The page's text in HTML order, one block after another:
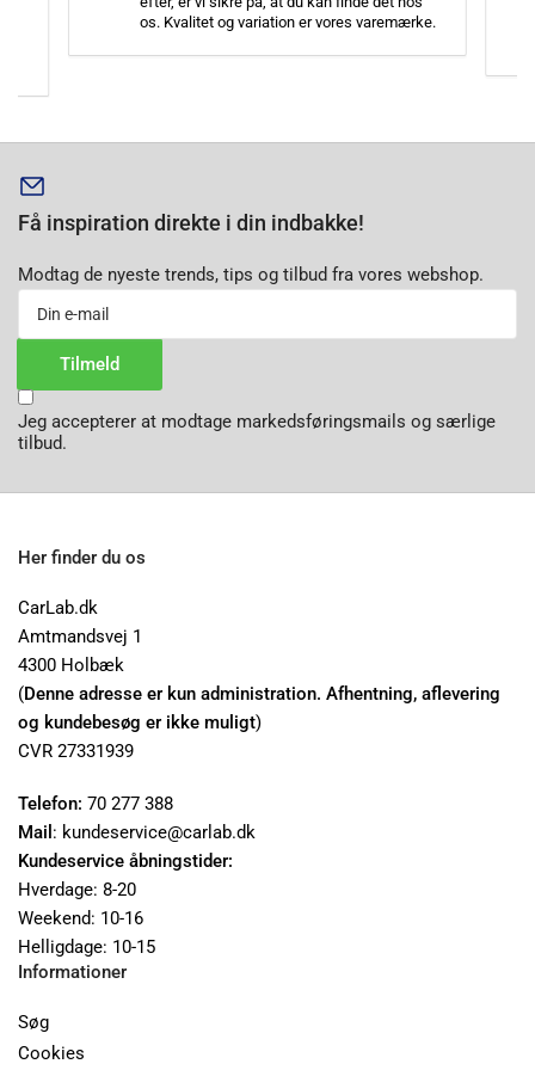
mere funktionel og behagelig at køre i.
kan hjælpe med at opgradere din 107. Uanset om du er på udkig
efter sædebetræk, udstødning eller vindafvisere, har vi det, du
os. Kvalitet og variation er vores varemærke.
Få inspiration direkte i din indbakke!
Modtag de nyeste trends, tips og tilbud fra vores webshop.
mail
Tilmeld
Jeg accepterer at modtage markedsføringsmails og særlige
tilbud.
Her finder du os
CarLab.dk
Amtmandsvej 1
4300 Holbæk
(Denne adresse er kun administration. Afhentning, aflevering
og kundebesøg er ikke muligt)
CVR 27331939
Telefon: 70 277 388
Mail : kundeservice@carlab.dk
Kundeservice åbningstider:
Hverdage: 8-20
Weekend: 10-16
Helligdage: 10-15
Informationer
Søg
Cookies